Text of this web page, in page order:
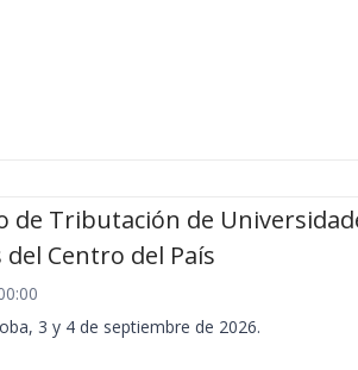
de Tributación de
del Centro del País
3 y 4 de septiembre de 2026.